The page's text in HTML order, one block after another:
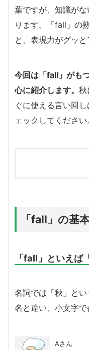
葉ですが、知識が
ります。「fall」の
と、表現力がグッと
今回は「fall」がも
心に紹介します。 秋
ぐに使える言い回
ェックしてください
「fall」の基
「fall」といえば
名詞では「秋」と
名と違い、小文字で
Aさん